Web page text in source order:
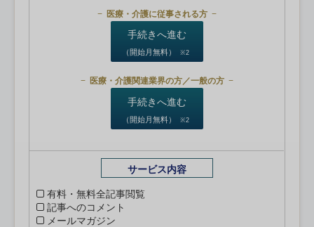
医療・介護に従事される方
手続きへ進む
（開始月無料） ※2
医療・介護関連業界の方／一般の方
手続きへ進む
（開始月無料） ※2
サービス内容
有料・無料全記事閲覧
記事へのコメント
メールマガジン